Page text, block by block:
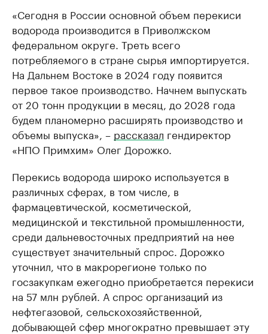
«Сегодня в России основной объем перекиси
водорода производится в Приволжском
федеральном округе. Треть всего
потребляемого в стране сырья импортируется.
На Дальнем Востоке в 2024 году появится
первое такое производство. Начнем выпускать
от 20 тонн продукции в месяц, до 2028 года
будем планомерно расширять производство и
объемы выпуска», – рассказал гендиректор
«НПО Примхим» Олег Дорожко.
Перекись водорода широко используется в
различных сферах, в том числе, в
фармацевтической, косметической,
медицинской и текстильной промышленности,
среди дальневосточных предприятий на нее
существует значительный спрос. Дорожко
уточнил, что в макрорегионе только по
госзакупкам ежегодно приобретается перекиси
на 57 млн рублей. А спрос организаций из
нефтегазовой, сельскохозяйственной,
добывающей сфер многократно превышает эту